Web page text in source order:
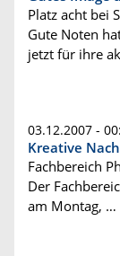
Platz acht bei
Gute Noten
jetzt für ihre
03.12.2007 -
Kreative
Fachbereich
Der
am Montag, …